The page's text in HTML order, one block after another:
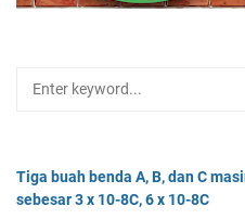
Tiga buah benda A, B, dan C
sebesar 3 x 10-8C, 6 x 10-8C